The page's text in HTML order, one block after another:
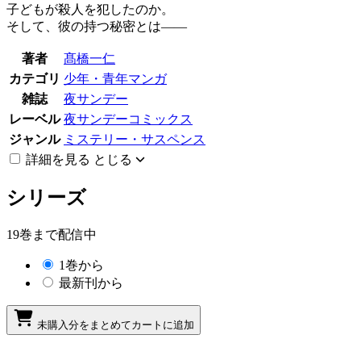
子どもが殺人を犯したのか。
そして、彼の持つ秘密とは――
著者
髙橋一仁
カテゴリ 少年・青年マンガ
雑誌
夜サンデー
レーベル 夜サンデーコミックス
ジャンル ミステリー・サスペンス
詳細を見る とじる
シリーズ
19巻まで配信中
1巻から
最新刊から
未購入分をまとめてカートに追加